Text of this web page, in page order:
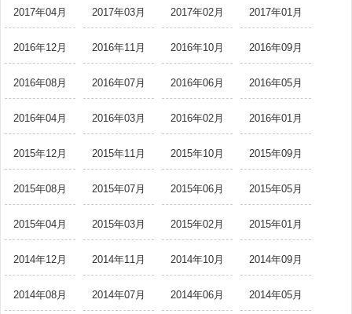
2017年04月 2017年03月 2017年02月 2017年01月
2016年12月 2016年11月 2016年10月 2016年09月
2016年08月 2016年07月 2016年06月 2016年05月
2016年04月 2016年03月 2016年02月 2016年01月
2015年12月 2015年11月 2015年10月 2015年09月
2015年08月 2015年07月 2015年06月 2015年05月
2015年04月 2015年03月 2015年02月 2015年01月
2014年12月 2014年11月 2014年10月 2014年09月
2014年08月 2014年07月 2014年06月 2014年05月